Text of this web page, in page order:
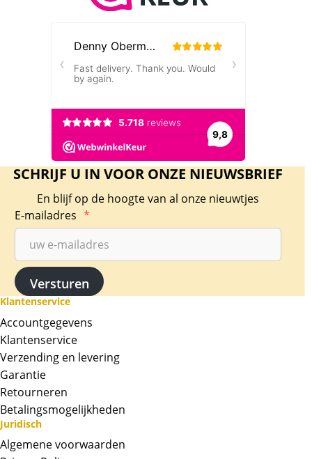
SCHRIJF U IN VOOR ONZE NIEUWSBRIEF
En blijf op de hoogte van al onze nieuwtjes
E-mailadres *
Klantenservice
Accountgegevens
Klantenservice
Verzending en levering
Garantie
Retourneren
Betalingsmogelijkheden
Juridisch
Algemene voorwaarden